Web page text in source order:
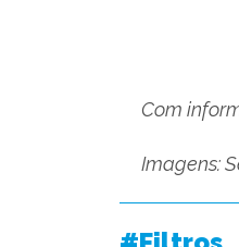
Com
Imagens: